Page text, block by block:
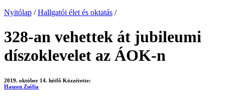
Nyitólap / Hallgatói élet és oktatás /
328-an vehettek át jubileumi
díszoklevelet az ÁOK-n
2019. október 14. hétfő Közzétette:
Haszon Zsófia